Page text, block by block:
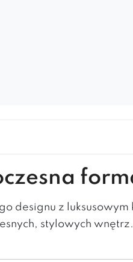
designu z
stylowych